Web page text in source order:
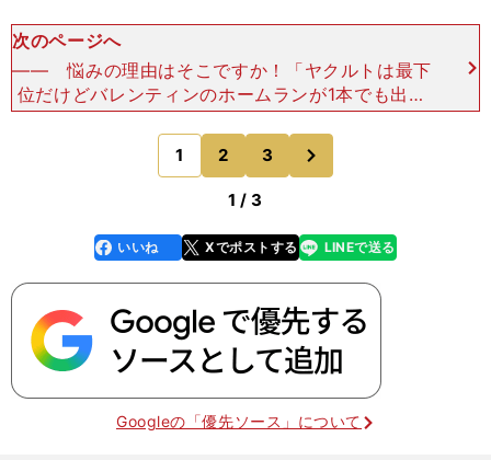
次のページへ
―― 悩みの理由はそこですか！「ヤクルトは最下
位だけどバレンティンのホームランが1本でも出れ
ば、ああ良かったって帰れるもんね。宮本（慎也）
選手も引退するからできるだけ見たい、秋になって
も消化試合が
1 2 3
1 / 3
faceboo
k
いいね Xでポストする
line LINEで送る
Googleの「優先ソース」について